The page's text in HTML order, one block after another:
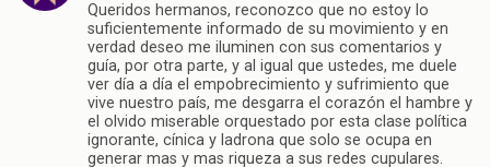
Queridos hermanos, reconozco que no estoy lo
suficientemente informado de su movimiento y en
verdad deseo me iluminen con sus comentarios y
guía, por otra parte, y al igual que ustedes, me duele
ver día a día el empobrecimiento y sufrimiento que
vive nuestro país, me desgarra el corazón el hambre y
el olvido miserable orquestado por esta clase política
ignorante, cínica y ladrona que solo se ocupa en
generar mas y mas riqueza a sus redes cupulares.